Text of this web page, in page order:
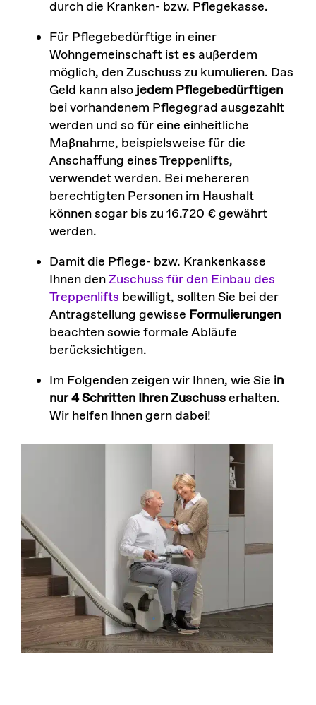
durch die Kranken- bzw. Pflegekasse.
Für Pflegebedürftige in einer
Wohngemeinschaft ist es außerdem
möglich, den Zuschuss zu kumulieren. Das
Geld kann alsojedem Pflegebedürftigen
bei vorhandenem Pflegegrad ausgezahlt
werden und so für eine einheitliche
Maßnahme, beispielsweise für die
Anschaffung eines Treppenlifts,
verwendet werden. Bei mehereren
berechtigten Personen im Haushalt
können sogar bis zu 16.720 € gewährt
werden.
Damit die Pflege- bzw. Krankenkasse
Ihnen denZuschuss für den Einbau des
Treppenlifts bewilligt, sollten Sie bei der
Antragstellung gewisse Formulierungen
beachten sowie formale Abläufe
berücksichtigen.
Im Folgenden zeigen wir Ihnen, wie Sie in
nur 4 Schritten Ihren Zuschusserhalten.
Wir helfen Ihnen gern dabei!